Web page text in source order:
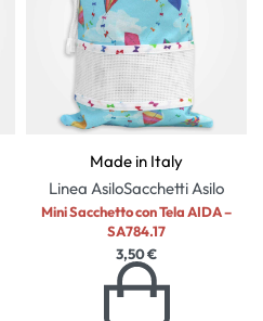
Made in Italy
Linea AsiloSacchetti Asilo
Mini Sacchetto con Tela AIDA –
SA784.17
3,50€